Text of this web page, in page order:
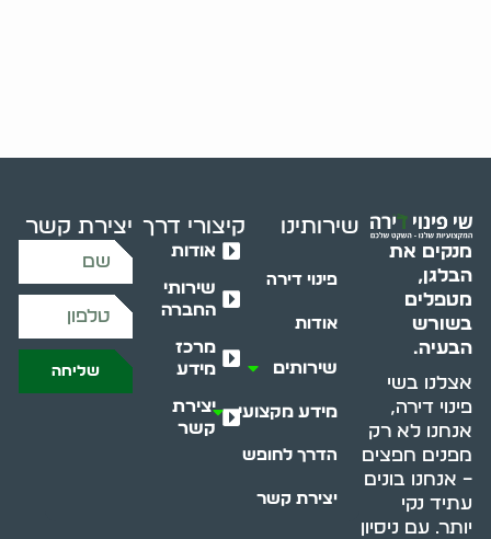
מנקים את
הבלגן,
מטפלים
בשורש
הבעיה.
אצלנו בשי
פינוי דירה,
אנחנו לא רק
מפנים חפצים
– אנחנו בונים
עתיד נקי
יותר. עם ניסיון
שירותינו
פינוי דירה
אודות
שירותים
מידע מקצועי
הדרך לחופש
יצירת קשר
קיצורי דרך
אודות
שירותי
החברה
מרכז
מידע
יצירת
קשר
יצירת קשר
שליחה